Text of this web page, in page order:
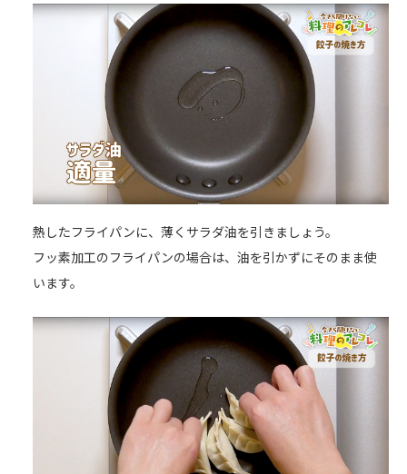
熱したフライパンに、薄くサラダ油を引きましょう。
フッ素加工のフライパンの場合は、油を引かずにそのまま使
います。